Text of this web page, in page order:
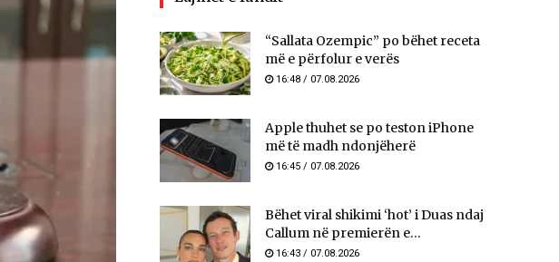
“Sallata Ozempic” po bëhet receta
më e përfolur e verës
16:48 / 07.08.2026
Apple thuhet se po teston iPhone
më të madh ndonjëherë
16:45 / 07.08.2026
Bëhet viral shikimi ‘hot’ i Duas ndaj
Callum në premierën e...
16:43 / 07.08.2026